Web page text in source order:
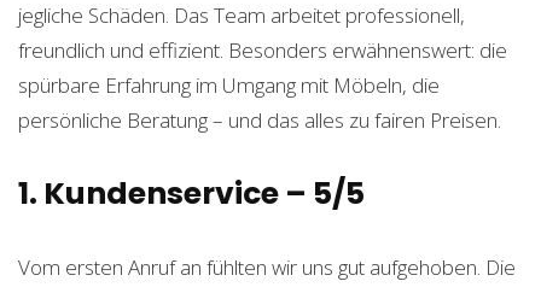
jegliche Schäden. Das Team arbeitet professionell,
freundlich und effizient. Besonders erwähnenswert: die
spürbare Erfahrung im Umgang mit Möbeln, die
persönliche Beratung – und das alles zu fairen Preisen.
1. Kundenservice – 5/5
Vom ersten Anruf an fühlten wir uns gut aufgehoben. Die